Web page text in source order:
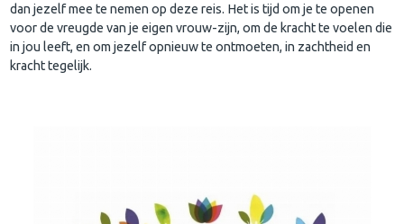
dan jezelf mee te nemen op deze reis. Het is tijd om je te openen
voor de vreugde van je eigen vrouw-zijn, om de kracht te voelen die
in jou leeft, en om jezelf opnieuw te ontmoeten, in zachtheid en
kracht tegelijk.